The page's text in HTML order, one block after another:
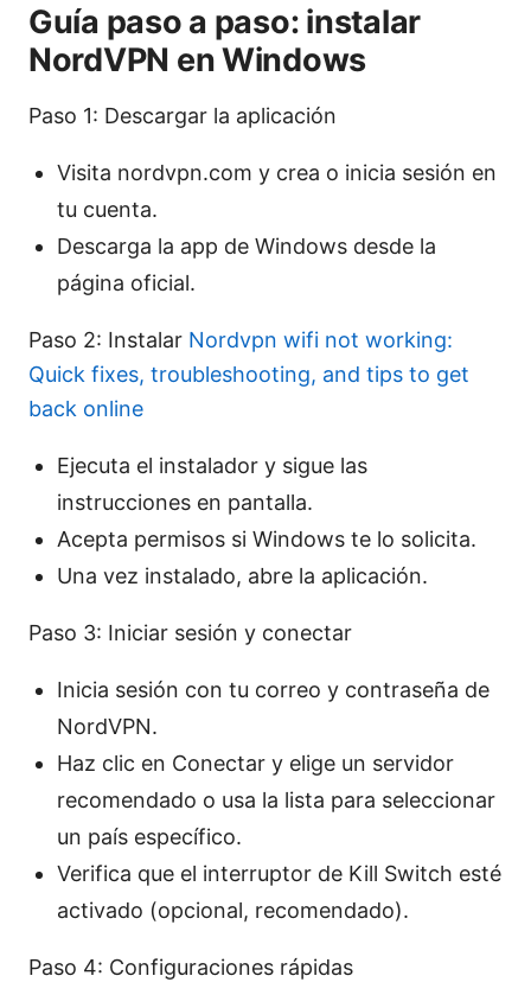
Guía paso a paso: instalar
NordVPN en Windows
Paso 1: Descargar la aplicación
Visita nordvpn.com y crea o inicia sesión en
tu cuenta.
Descarga la app de Windows desde la
página oficial.
Paso 2: Instalar Nordvpn wifi not working:
Quick fixes, troubleshooting, and tips to get
back online
Ejecuta el instalador y sigue las
instrucciones en pantalla.
Acepta permisos si Windows te lo solicita.
Una vez instalado, abre la aplicación.
Paso 3: Iniciar sesión y conectar
Inicia sesión con tu correo y contraseña de
NordVPN.
Haz clic en Conectar y elige un servidor
recomendado o usa la lista para seleccionar
un país específico.
Verifica que el interruptor de Kill Switch esté
activado (opcional, recomendado).
Paso 4: Configuraciones rápidas